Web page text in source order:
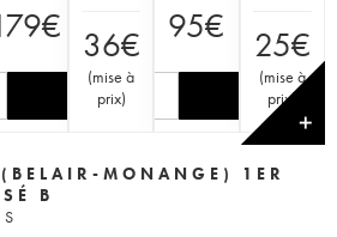
€ 36€
(mise à
prix)
95€ 25€
(mise à
prix)
✕
MONANGE) 1ER
B